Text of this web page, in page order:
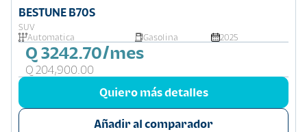
BESTUNE B70S
SUV
Automatica
Gasolina 2025
Q 3242.70/mes
Q 204,900.00
Quiero más detalles
Añadir al comparador